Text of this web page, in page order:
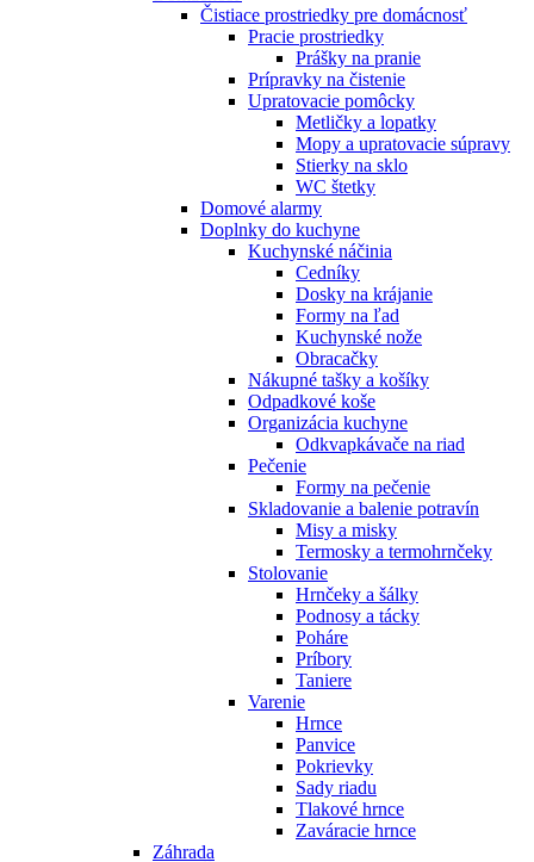
Čistiace prostriedky pre domácnosť
Pracie prostriedky
Prášky na pranie
Prípravky na čistenie
Upratovacie pomôcky
Metličky a lopatky
Mopy a upratovacie súpravy
Stierky na sklo
WC štetky
Domové alarmy
Doplnky do kuchyne
Kuchynské náčinia
Cedníky
Dosky na krájanie
Formy na ľad
Kuchynské nože
Obracačky
Nákupné tašky a košíky
Odpadkové koše
Organizácia kuchyne
Odkvapkávače na riad
Pečenie
Formy na pečenie
Skladovanie a balenie potravín
Misy a misky
Termosky a termohrnčeky
Stolovanie
Hrnčeky a šálky
Podnosy a tácky
Poháre
Príbory
Taniere
Varenie
Hrnce
Panvice
Pokrievky
Sady riadu
Tlakové hrnce
Zaváracie hrnce
Záhrada